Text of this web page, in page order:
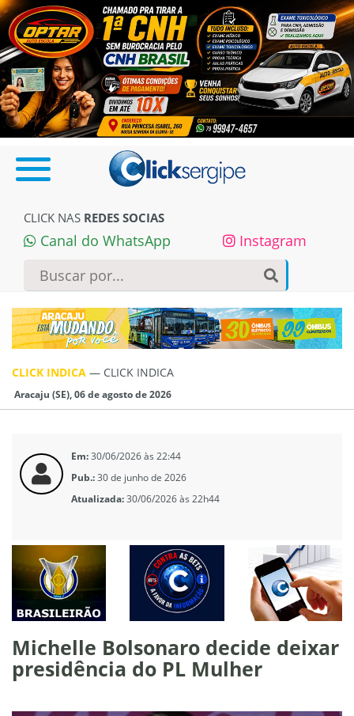
CLICK NAS REDES SOCIAS
Canal do WhatsApp Instagram
CLICK INDICA — CLICK INDICA
Aracaju (SE), 06 de agosto de 2026
Em:30/06/2026 às 22:44
Pub.:30 de junho de 2026
Atualizada:30/06/2026 às 22h44
Michelle Bolsonaro decide deixar
presidência do PL Mulher